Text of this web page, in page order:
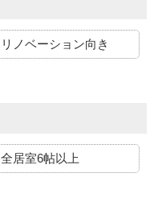
リノベーション向き
全居室6帖以上